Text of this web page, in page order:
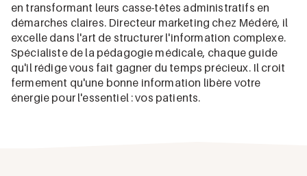
en transformant leurs casse-têtes administratifs en
démarches claires. Directeur marketing chez Médéré, il
excelle dans l'art de structurer l'information complexe.
Spécialiste de la pédagogie médicale, chaque guide
qu'il rédige vous fait gagner du temps précieux. Il croit
fermement qu'une bonne information libère votre
énergie pour l'essentiel : vos patients.